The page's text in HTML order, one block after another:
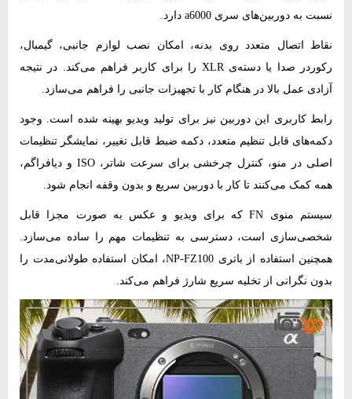
نسبت به دوربین‌های سری a6000 دارد.
نقاط اتصال متعدد روی بدنه، امکان نصب لوازم جانبی، گیمبال،
رکوردر صدا یا دسته‌ی XLR را برای کاربر فراهم می‌کند. در نتیجه
آزادی‌ عمل بالا در هنگام کار با تجهیزات جانبی را فراهم می‌سازد.
رابط کاربری این دوربین نیز برای تولید ویدیو بهینه شده است. وجود
دکمه‌های قابل تنظیم متعدد، دکمه‌ ضبط قابل تغییر، نمایشگر تنظیمات
اصلی در منو، کنترل چرخشی برای سرعت شاتر، ISO و دیافراگم،
همه کمک می‌کنند تا کار با دوربین سریع و بدون وقفه انجام شود.
سیستم منوی FN که برای ویدیو و عکس به‌ صورت مجزا قابل
شخصی‌سازی است، دسترسی به تنظیمات مهم را ساده می‌سازد.
همچنین استفاده از باتری NP-FZ100، امکان استفاده طولانی‌مدت را
بدون نگرانی از تخلیه سریع شارژ فراهم می‌کند.